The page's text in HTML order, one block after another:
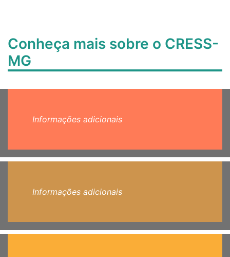
Conheça mais sobre o CRESS-
MG
Informações adicionais
Informações adicionais